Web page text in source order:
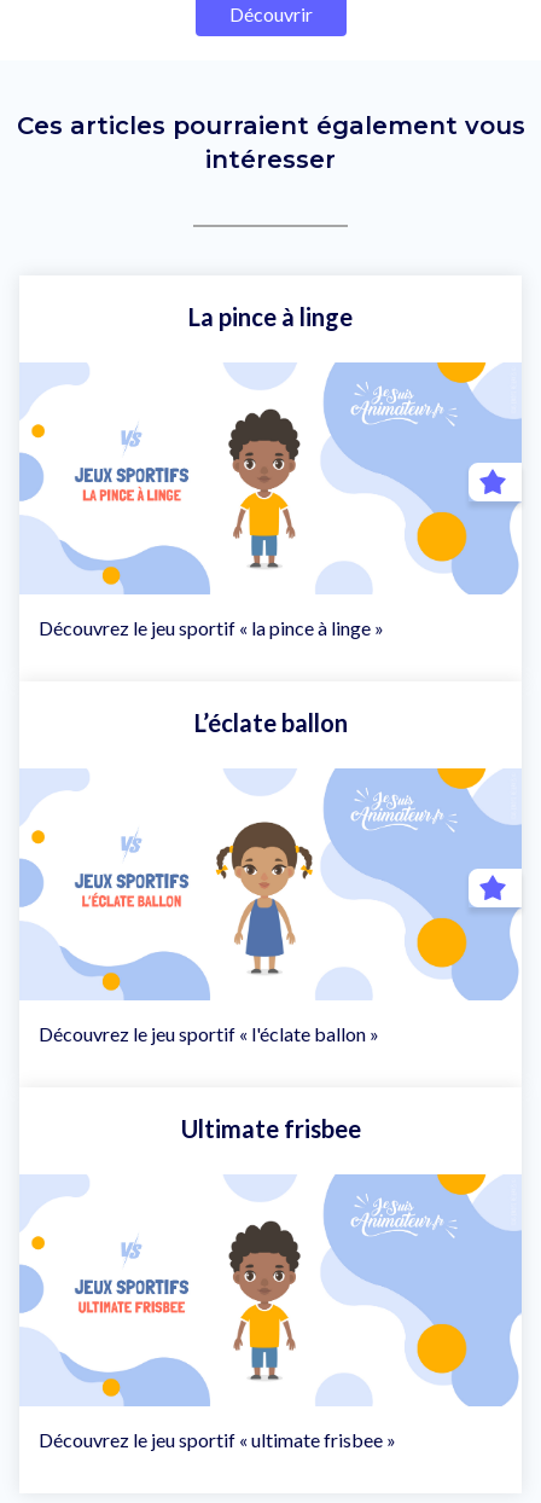
Découvrir
Ces articles pourraient également vous
intéresser
La pince à linge
Découvrez le jeu sportif « la pince à linge »
L’éclate ballon
Découvrez le jeu sportif « l'éclate ballon »
Ultimate frisbee
Découvrez le jeu sportif « ultimate frisbee »